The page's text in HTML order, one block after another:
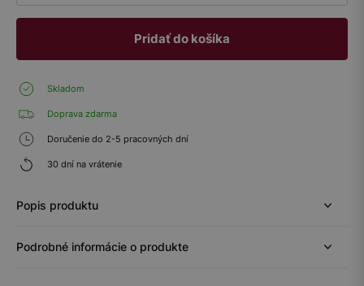
Pridať do košíka
Skladom
Doprava zdarma
Doručenie do 2-5 pracovných dní
30 dní na vrátenie
Popis produktu
Podrobné informácie o produkte